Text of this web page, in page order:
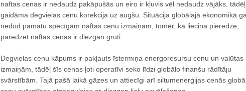
naftas cenas ir nedaudz pakāpušās un eiro ir kļuvis vēl nedaudz vājāks,
gaidāma degvielas cenu korekcija uz augšu. Situācija globālajā ekonomikā
nedod pamatu spēcīgām naftas cenu izmaiņām, tomēr, kā liecina pieredze,
paredzēt naftas cenas ir diezgan grūti.
Degvielas cenu kāpums ir pakļauts īstermiņa energoresursu cenu un valūtas
izmaiņām, tādēļ šīs cenas ļoti operatīvi seko līdzi globālo finanšu rādītāju
svārstībām. Tajā pašā laikā gāzes un attiecīgi arī siltumenerģijas cenās